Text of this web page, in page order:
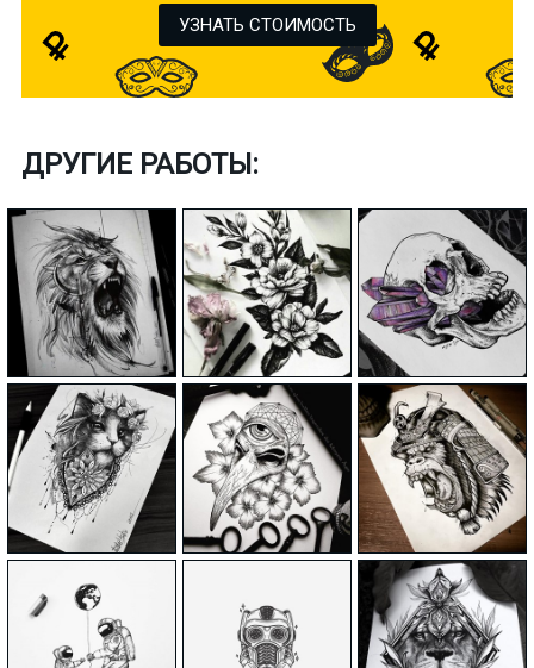
УЗНАТЬ СТОИМОСТЬ
ДРУГИЕ РАБОТЫ: